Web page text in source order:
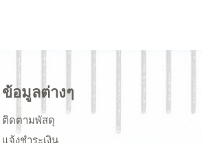
ข้อมูลต่างๆ
ติดตามพัสดุ
แจ้งชำระเงิน